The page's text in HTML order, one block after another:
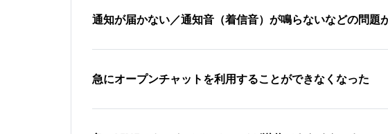
通知が届かない／通知音（着信音）が鳴らないなどの問題
急にオープンチャットを利用することができなくなった